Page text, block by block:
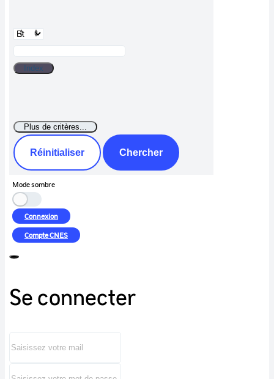
Réinitialiser Chercher
Mode sombre
Connexion
CompteCNES
Se connecter